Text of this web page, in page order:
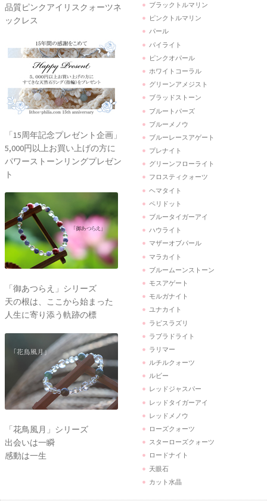
品質ピンクアイリスクォーツネ
ックレス
「15周年記念プレゼント企画」
5,000円以上お買い上げの方に
パワーストーンリングプレゼン
ト
「御あつらえ」シリーズ
天の根は、ここから始まった
人生に寄り添う軌跡の標
「花鳥風月」シリーズ
出会いは一瞬
感動は一生
ブラックトルマリン
ピンクトルマリン
パール
パイライト
ピンクオパール
ホワイトコーラル
グリーンアメジスト
ブラッドストーン
ブルートパーズ
ブルーメノウ
ブルーレースアゲート
プレナイト
グリーンフローライト
フロスティクォーツ
ヘマタイト
ペリドット
ブルータイガーアイ
ハウライト
マザーオブパール
マラカイト
ブルームーンストーン
モスアゲート
モルガナイト
ユナカイト
ラピスラズリ
ラブラドライト
ラリマー
ルチルクォーツ
ルビー
レッドジャスパー
レッドタイガーアイ
レッドメノウ
ローズクォーツ
スターローズクォーツ
ロードナイト
天眼石
カット水晶